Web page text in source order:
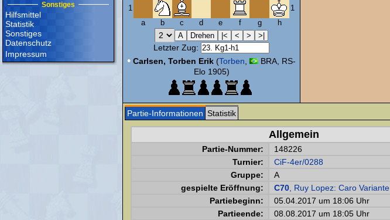
Sonstiges
Hilfsmittel
Statistik
Sonstiges
Datenschutz
Impressum
1
1
a
b c d e f g h
Letzter Zug:
• Carlsen, Torben Erik (Torben
BRA, RS-
Elo 1905)
Partie-Informationen Statistik
Allgemein
Partie-Nummer:
148226
Turnier:
CiF-4er/0288
Gruppe:
A
gespielte Eröffnung:
C70 , Ruy Lopez: Caro Variante
Partiebeginn:
05.04.2017 um 18:06 Uhr
Partieende:
08.08.2017 um 18:05 Uhr